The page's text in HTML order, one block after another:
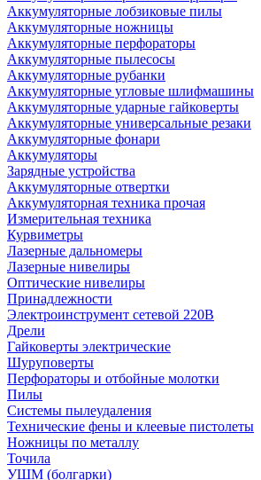
Аккумуляторные лобзиковые пилы
Аккумуляторные ножницы
Аккумуляторные перфораторы
Аккумуляторные пылесосы
Аккумуляторные рубанки
Аккумуляторные угловые шлифмашины
Аккумуляторные ударные гайковерты
Аккумуляторные универсальные резаки
Аккумуляторные фонари
Аккумуляторы
Зарядные устройства
Аккумуляторные отвертки
Аккумуляторная техника прочая
Измерительная техника
Курвиметры
Лазерные дальномеры
Лазерные нивелиры
Оптические нивелиры
Принадлежности
Электроинструмент сетевой 220В
Дрели
Гайковерты электрические
Шуруповерты
Перфораторы и отбойные молотки
Пилы
Системы пылеудаления
Технические фены и клеевые пистолеты
Ножницы по металлу
Точила
УШМ (болгарки)